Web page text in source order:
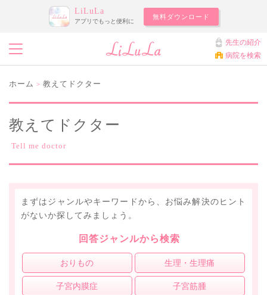
LiLuLa
アプリでもっと便利に
無料ダウンロード
先生の紹介
病院を検索
ホーム > 教えてドクター
教えてドクター
Tell me doctor
まずはジャンルやキーワードから、お悩み解決のヒント
がないか探してみましょう。
回答ジャンルから検索
おりもの 生理・生理痛
子宮内膜症 子宮筋腫